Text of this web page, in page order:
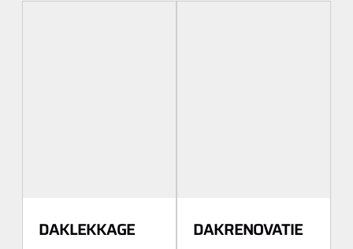
DAKLEKKAGE DAKRENOVATIE